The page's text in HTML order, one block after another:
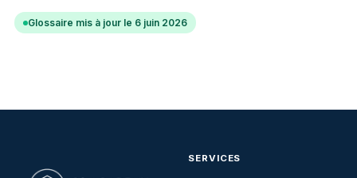
Glossaire mis à jour le 6 juin 2026
SERVICES